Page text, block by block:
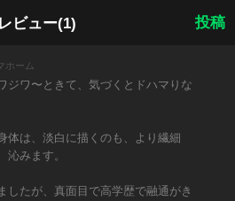
レビュー(1) 投稿
ホーム
ジワ〜ときて、気づくとドハマりな
体は、淡白に描くのも、より繊細
沁みます。
たが、真面目で高学歴で融通がき